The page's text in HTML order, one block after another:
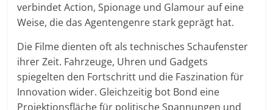
verbindet Action, Spionage und Glamour auf eine
Weise, die das Agentengenre stark geprägt hat.
Die Filme dienten oft als technisches Schaufenster
ihrer Zeit. Fahrzeuge, Uhren und Gadgets
spiegelten den Fortschritt und die Faszination für
Innovation wider. Gleichzeitig bot Bond eine
Projektionsfläche für politische Spannungen und